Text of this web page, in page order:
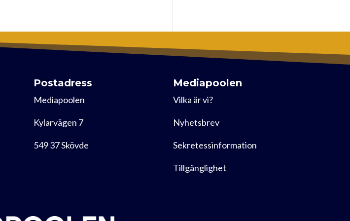
Postadress
Mediapoolen
Kylarvägen 7
549 37 Skövde
Mediapoolen
Vilka är vi?
Nyhetsbrev
Sekretessinformation
Tillgänglighet